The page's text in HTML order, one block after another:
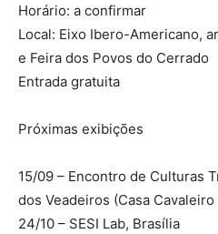
Horário: a confirmar
Local: Eixo Ibero-Americano,
e Feira dos Povos do Cerrado
Entrada gratuita
Próximas exibições
15/09 – Encontro de Culturas
dos Veadeiros (Casa
24/10 – SESI Lab, Brasília